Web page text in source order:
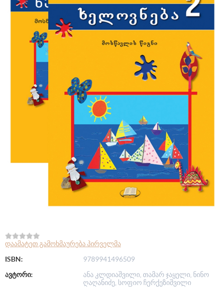
დაამატეთ გამოხმაურება პირველმა
ISBN:
9789941496509
ავტორი:
ანა კლდიაშვილი, თამარ ჯაყელი, ნინო
ღაღანიძე, სოფიო ჩერქეზიშვილი